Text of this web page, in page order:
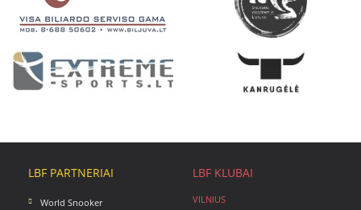
LBF PARTNERIAI
World Snooker
LBF KLUBAI
VILNIUS